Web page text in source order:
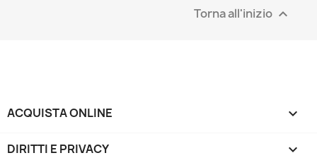
Torna all'inizio 
ACQUISTA ONLINE 
DIRITTI E PRIVACY 